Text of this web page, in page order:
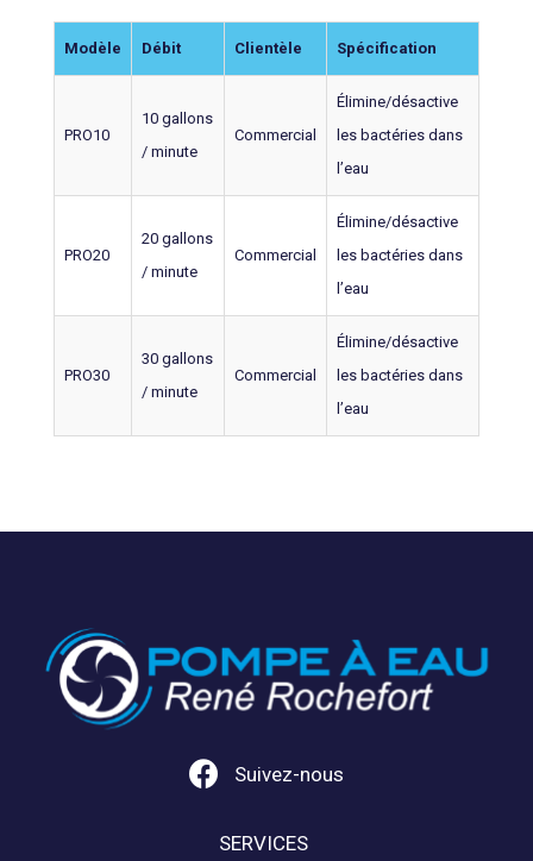
Modèle Débit Clientèle Spécification
PRO10
10 gallons
/ minute
Commercial
Élimine/désactive
les bactéries dans
l’eau
PRO20
20 gallons
/ minute
Commercial
Élimine/désactive
les bactéries dans
l’eau
PRO30
30 gallons
/ minute
Commercial
Élimine/désactive
les bactéries dans
l’eau
 Suivez-nous
SERVICES